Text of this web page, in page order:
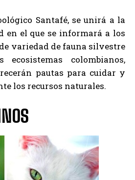
Santafé, se unirá a la
en el que se informará a los
variedad de fauna silvestre
colombianos,
pautas para cuidar y
los recursos naturales.